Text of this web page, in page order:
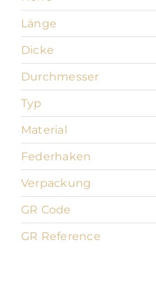
Länge
Dicke
Durchmesser
Typ
Material
Federhaken
Verpackung
GR Code
GR Reference